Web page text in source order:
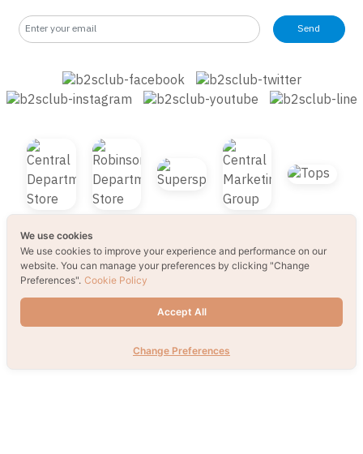
About us
Subscribe for latest deals
We use cookies
We use cookies to improve your experience and performance on our
website. You can manage your preferences by clicking "Change
Preferences". Cookie Policy
Accept All
Change Preferences